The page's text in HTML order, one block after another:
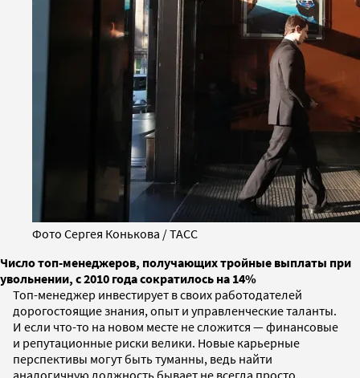
Фото Сергея Конькова / ТАСС
Число топ-менеджеров, получающих тройные выплаты при
увольнении, с 2010 года сократилось на 14%
Топ-менеджер инвестирует в своих работодателей
дорогостоящие знания, опыт и управленческие таланты.
И если что-то на новом месте не сложится — финансовые
и репутационные риски велики. Новые карьерные
перспективы могут быть туманны, ведь найти
аналогичную должность бывает не всегда просто.